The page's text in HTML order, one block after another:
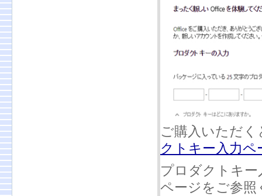
ご購入いただ
クトキー入力ペ
プロダクトキ
ページをご参照